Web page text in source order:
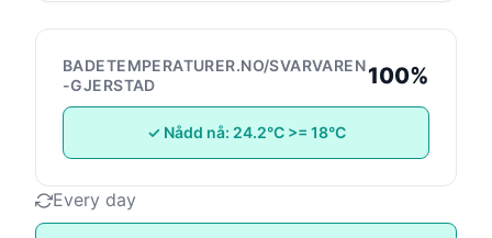
BADETEMPERATURER.NO/SVARVAREN
-GJERSTAD
100%
✓ Nådd nå: 24.2°C >= 18°C
Every day